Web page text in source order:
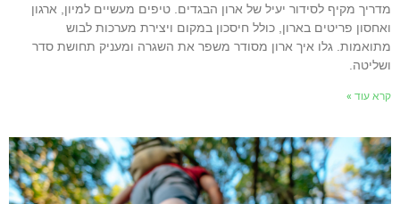
מקיף לסידור יעיל של ארון הבגדים. טיפים מעשיים למיון, ארגון
פריטים בארון, כולל חיסכון במקום ויצירת מערכות לבוש
גלו איך ארון מסודר משפר את השגרה ומעניק תחושת סדר
עוד »